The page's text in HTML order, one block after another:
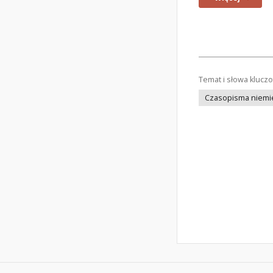
Temat i słowa
Czasopisma